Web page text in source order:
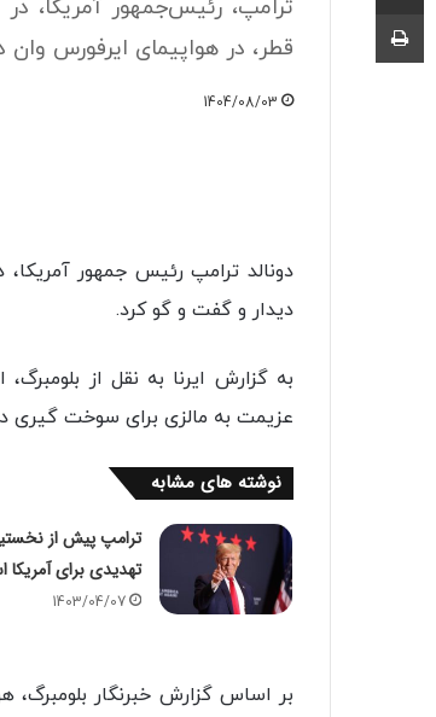
ترامپ، رئیس‌جمهور آمریکا،
قطر، در هواپیمای ایرفورس
1404/08/03
دونالد ترامپ رئیس جمهور
دیدار و گفت و گو کرد.
به گزارش ایرنا به نقل از
عزیمت به مالزی برای سوخت گیری
نوشته های مشابه
ترامپ پیش از
تهدیدی برای
1403/04/07
بر اساس گزارش خبرنگار بلومبرگ،